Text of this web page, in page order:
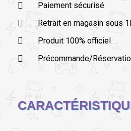
Paiement sécurisé
Retrait en magasin sous
Produit 100% officiel
Précommande/